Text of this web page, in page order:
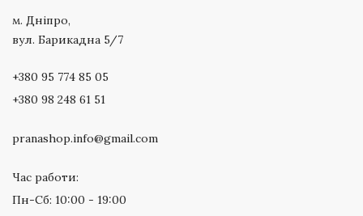
м. Дніпро,
вул. Барикадна 5/7
+380 95 774 85 05
+380 98 248 61 51
pranashop.info@gmail.com
Час работи:
Пн-Сб: 10:00 - 19:00